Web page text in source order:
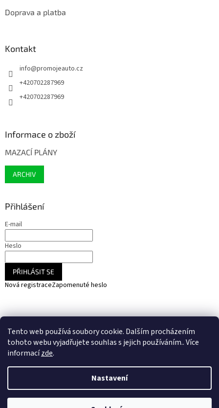
Tento web používá soubory cookie. Dalším procházením
tohoto webu vyjadřujete souhlas s jejich používáním.. Více
informacízde.
Nastavení
Doprava a platba
Kontakt
info@promojeauto.cz
+420702287969
+420702287969
Informace o zboží
MAZACÍ PLÁNY
ARCHIV
Přihlášení
E-mail
Heslo
PŘIHLÁSIT SE
Nová registraceZapomenuté heslo
SOLARCZ.cz - Vše pro solární energie a fotovoltaiku
Vytvořil Shoptet